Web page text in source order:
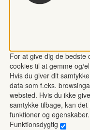
For at give dig de bedste
cookies til at gemme og/
Hvis du giver dit
data som f.eks.
websted. Hvis du ikke
samtykke tilbage, kan
funktioner og egenskaber.
Funktionsdygtig